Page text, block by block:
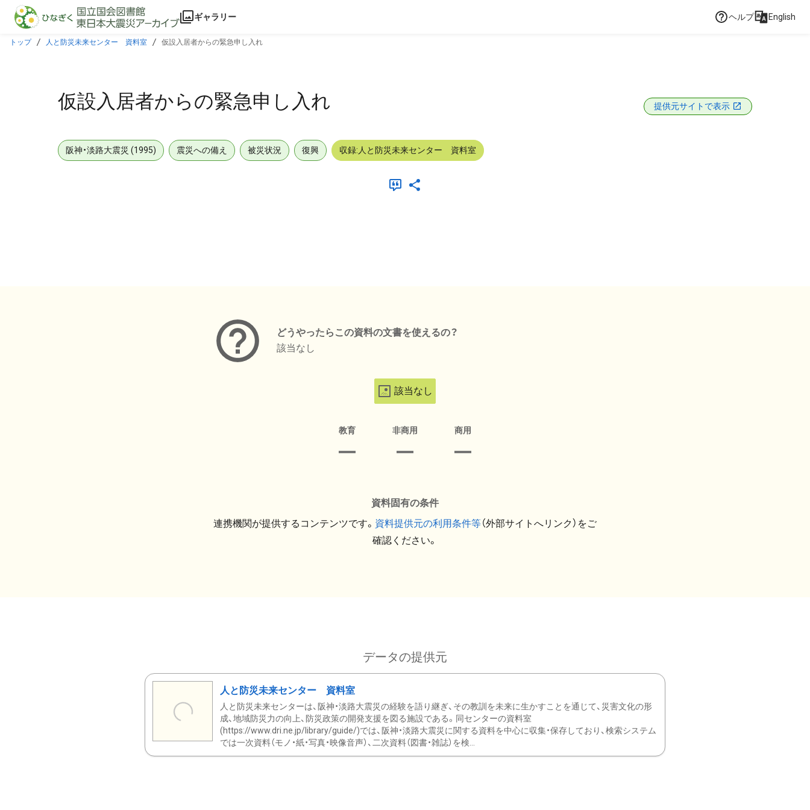
本文に飛ぶ
ギャラリー ヘルプ English
トップ 人と防災未来センター 資料室 仮設入居者からの緊急申し入れ
仮設入居者からの緊急申し入れ 提供元サイトで表示
阪神・淡路大震災 (1995) 震災への備え 被災状況 復興 収録:人と防災未来センター 資料室
どうやったらこの資料の文書を使えるの？
該当なし
該当なし
教育 非商用 商用
資料固有の条件
連携機関が提供するコンテンツです。 資料提供元の利用条件等（外部サイトへリンク）をご
確認ください。
データの提供元
人と防災未来センター 資料室
人と防災未来センターは、阪神・淡路大震災の経験を語り継ぎ、その教訓を未来に生かすことを通じて、災害文化の形
成、地域防災力の向上、防災政策の開発支援を図る施設である。同センターの資料室
(https://www.dri.ne.jp/library/guide/)では、阪神・淡路大震災に関する資料を中心に収集・保存しており、検索システム
では一次資料（モノ・紙・写真・映像音声）、二次資料（図書・雑誌）を検...